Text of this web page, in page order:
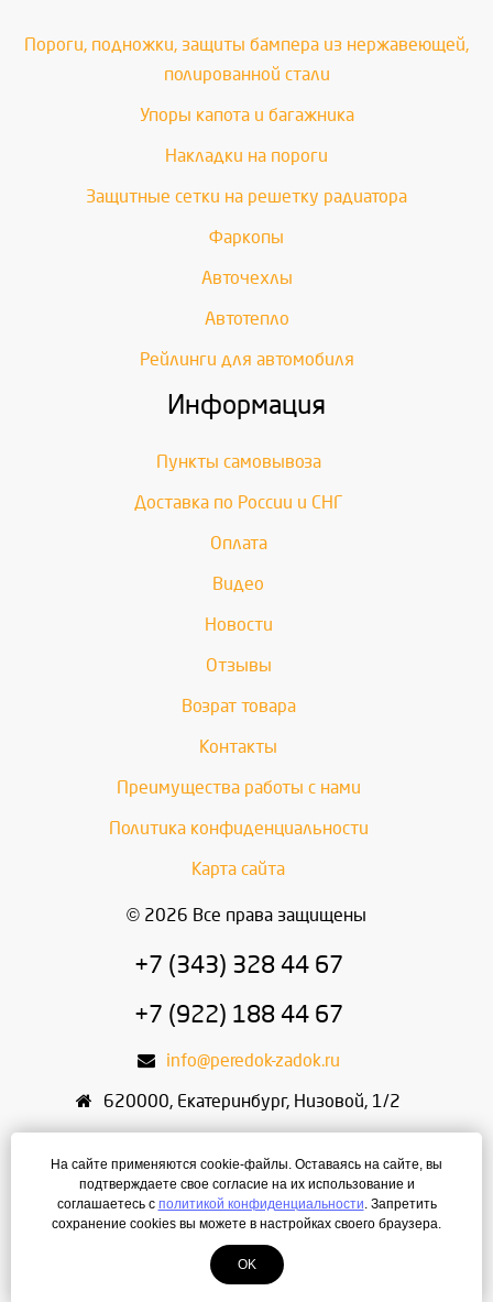
Пороги, подножки, защиты бампера из нержавеющей,
полированной стали
Упоры капота и багажника
Накладки на пороги
Защитные сетки на решетку радиатора
Фаркопы
Авточехлы
Автотепло
Рейлинги для автомобиля
Информация
Пункты самовывоза
Доставка по России и СНГ
Оплата
Видео
Новости
Отзывы
Возрат товара
Контакты
Преимущества работы с нами
Политика конфиденциальности
Карта сайта
© 2026 Все права защищены
+7 (343) 328 44 67
+7 (922) 188 44 67
info@peredok-zadok.ru
620000, Екатеринбург, Низовой, 1/2
ИНН: 666400495321
ОГРН: 304667436400168
Создание сайта — ЛегионА
На сайте применяются cookie-файлы. Оставаясь на сайте, вы
подтверждаете свое согласие на их использование и
соглашаетесь с политикой конфиденциальности. Запретить
сохранение cookies вы можете в настройках своего браузера.
OK